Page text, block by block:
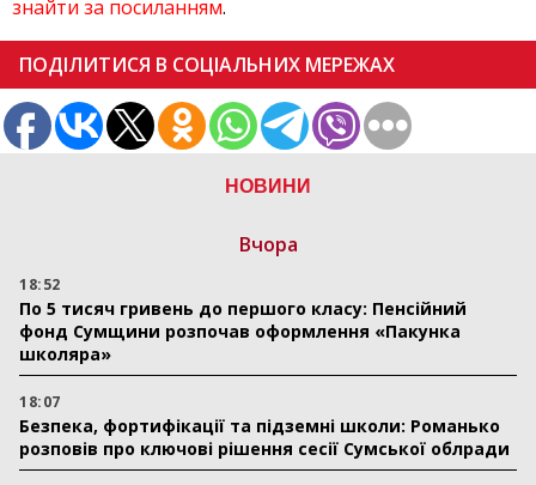
НОВИНИ
Вчора
18:52
По 5 тисяч гривень до першого класу: Пенсійний
фонд Сумщини розпочав оформлення «Пакунка
школяра»
18:07
Безпека, фортифікації та підземні школи: Романько
розповів про ключові рішення сесії Сумської облради
знайти за посиланням.
ПОДІЛИТИСЯ В СОЦІАЛЬНИХ МЕРЕЖАХ